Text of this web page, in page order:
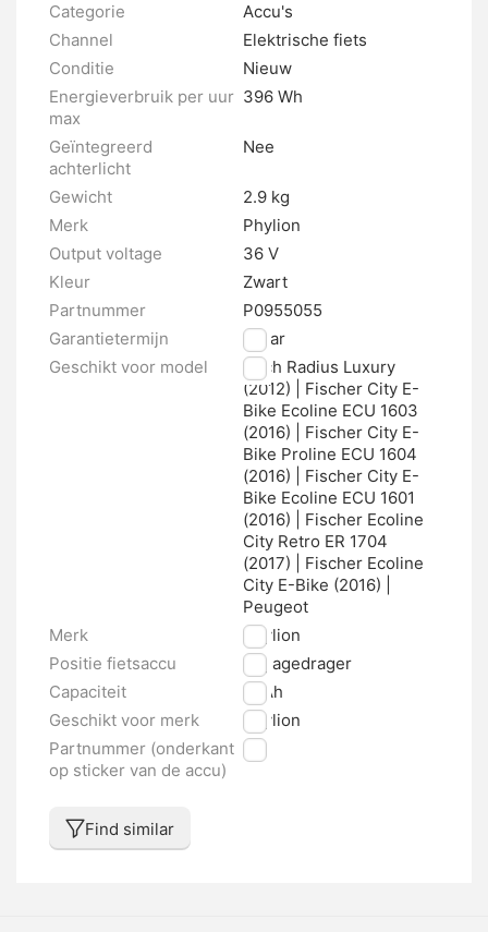
Categorie
Accu's
Channel
Elektrische fiets
Conditie
Nieuw
Energieverbruik per uur
max
396 Wh
Geïntegreerd
achterlicht
Nee
Gewicht
2.9 kg
Merk
Phylion
Output voltage
36 V
Kleur
Zwart
Partnummer
P0955055
Garantietermijn
2 jaar
Geschikt voor model
Puch Radius Luxury
(2012) | Fischer City E-
Bike Ecoline ECU 1603
(2016) | Fischer City E-
Bike Proline ECU 1604
(2016) | Fischer City E-
Bike Ecoline ECU 1601
(2016) | Fischer Ecoline
City Retro ER 1704
(2017) | Fischer Ecoline
City E-Bike (2016) |
Peugeot
Merk
Phylion
Positie fietsaccu
Bagagedrager
Capaciteit
11 Ah
Geschikt voor merk
Phylion
Partnummer (onderkant
op sticker van de accu)
nvt
Find similar